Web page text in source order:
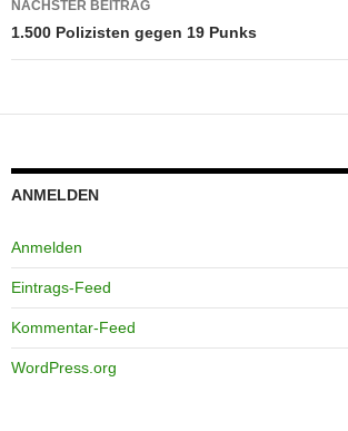
NÄCHSTER BEITRAG
1.500 Polizisten gegen 19 Punks
ANMELDEN
Anmelden
Eintrags-Feed
Kommentar-Feed
WordPress.org